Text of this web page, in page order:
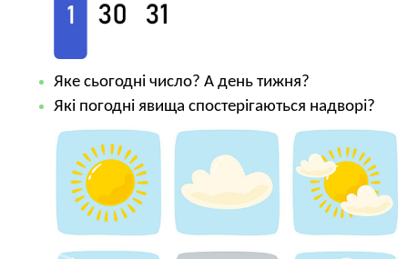
Яке сьогодні число? А день тижня?
Які погодні явища спостерігаються надворі?